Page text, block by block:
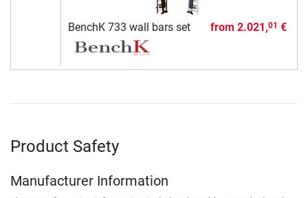
BenchK 733 wall bars set from 2.021,01 €
Product Safety
Manufacturer Information